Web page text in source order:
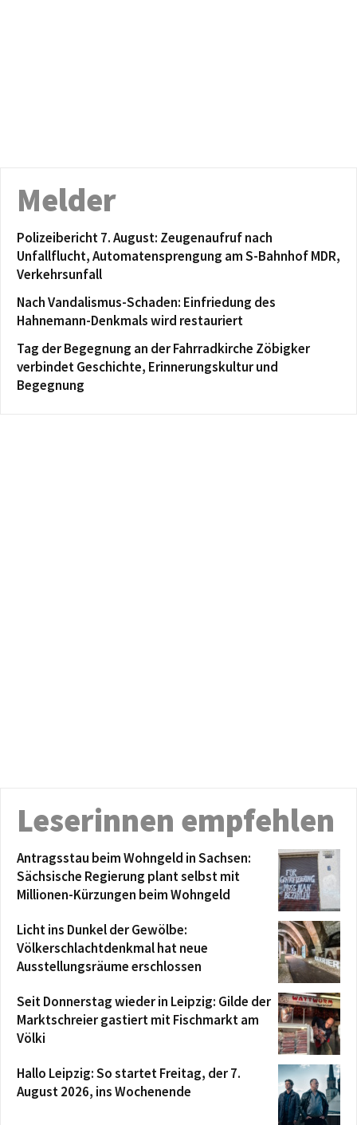
Melder
Polizeibericht 7. August: Zeugenaufruf nach
Unfallflucht, Automatensprengung am S-Bahnhof MDR,
Verkehrsunfall
Nach Vandalismus-Schaden: Einfriedung des
Hahnemann-Denkmals wird restauriert
Tag der Begegnung an der Fahrradkirche Zöbigker
verbindet Geschichte, Erinnerungskultur und
Begegnung
Leserinnen empfehlen
Antragsstau beim Wohngeld in Sachsen:
Sächsische Regierung plant selbst mit
Millionen-Kürzungen beim Wohngeld
Licht ins Dunkel der Gewölbe:
Völkerschlachtdenkmal hat neue
Ausstellungsräume erschlossen
Seit Donnerstag wieder in Leipzig: Gilde der
Marktschreier gastiert mit Fischmarkt am
Völki
Hallo Leipzig: So startet Freitag, der 7.
August 2026, ins Wochenende